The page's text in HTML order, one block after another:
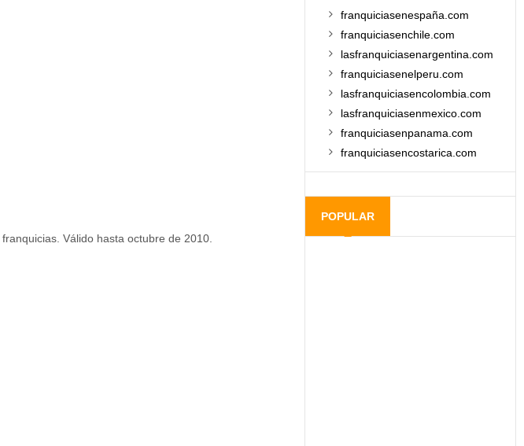
Válido hasta octubre de 2010.
franquiciasenespaña.com
franquiciasenchile.com
lasfranquiciasenargentina.com
franquiciasenelperu.com
lasfranquiciasencolombia.com
lasfranquiciasenmexico.com
franquiciasenpanama.com
franquiciasencostarica.com
POPULAR